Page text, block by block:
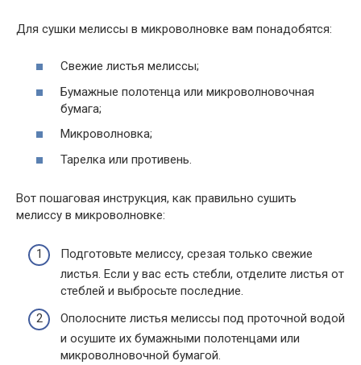
Для сушки мелиссы в микроволновке вам понадобятся:
Свежие листья мелиссы;
Бумажные полотенца или микроволновочная
бумага;
Микроволновка;
Тарелка или противень.
Вот пошаговая инструкция, как правильно сушить
мелиссу в микроволновке:
Подготовьте мелиссу, срезая только свежие
листья. Если у вас есть стебли, отделите листья от
стеблей и выбросьте последние.
Ополосните листья мелиссы под проточной водой
и осушите их бумажными полотенцами или
микроволновочной бумагой.